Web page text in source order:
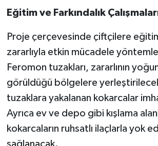
Eğitim ve Farkındalık
Proje çerçevesinde çiftçilere
zararlıyla etkin mücadele
Feromon tuzakları, zararlının
görüldüğü bölgelere
tuzaklara yakalanan kokarcalar
Ayrıca ev ve depo gibi kışlama
kokarcaların ruhsatlı ilaçlarla yok
sağlanacak.